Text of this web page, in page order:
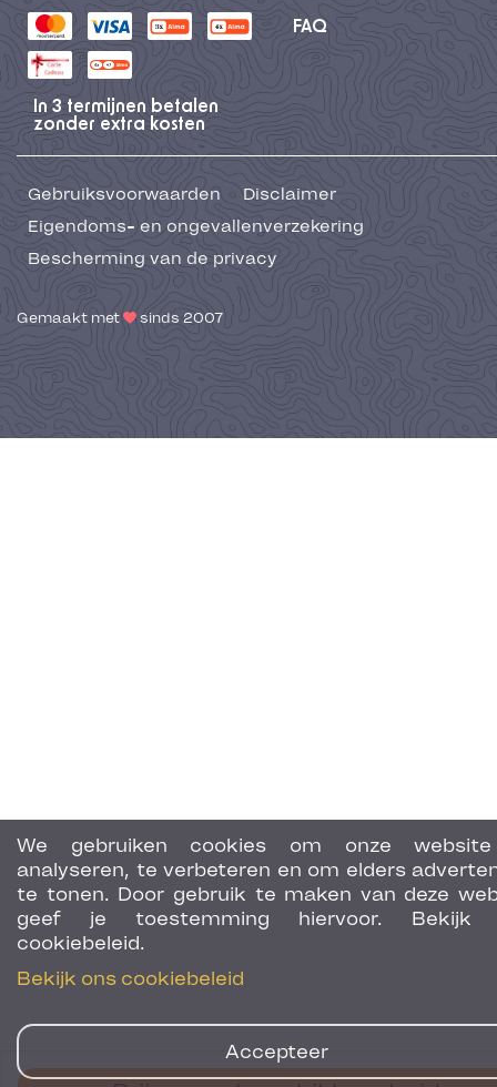
We gebruiken cookies om onze
analyseren, te verbeteren en om elders
te tonen. Door gebruik te maken van deze
geef je toestemming hiervoor. Bekijk
cookiebeleid.
Bekijk ons cookiebeleid
Accepteer
FAQ
In 3 termijnen betalen
zonder extra kosten
Gebruiksvoorwaarden
Disclaimer
Eigendoms- en ongevallenverzekering
Bescherming van de privacy
Gemaakt met sinds 2007